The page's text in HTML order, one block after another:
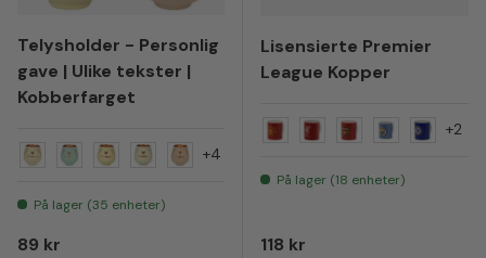
Telysholder - Personlig
gave | Ulike tekster |
Kobberfarget
Jeg elsker deg
+4
På lager (35 enheter)
Vanlig pris
89 kr
Lisensierte Premier
League Kopper
+2
På lager (18 enheter)
Vanlig pris
118 kr